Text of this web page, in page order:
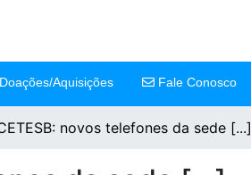
Doações/Aquisições Fale Conosco
novos telefones da sede [...]